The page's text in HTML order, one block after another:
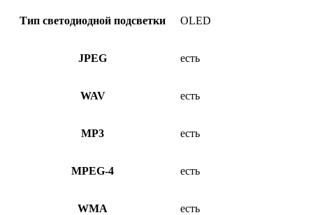
Тип светодиодной подсветки OLED
JPEG есть
WAV есть
MP3 есть
MPEG-4 есть
WMA есть